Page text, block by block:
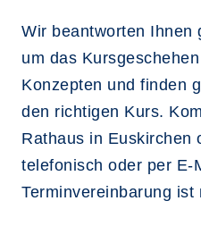
Wir beantworten Ihnen
um das
Konzepten und finden
den richtigen Kurs.
Rathaus in Euskirchen
telefonisch oder per E-
Terminvereinbarung ist